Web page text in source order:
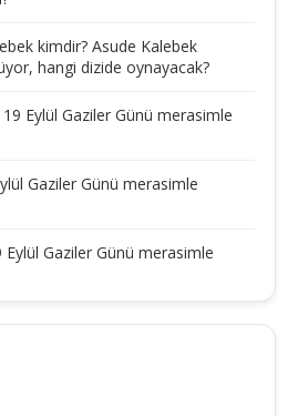
kimdir? Asude Kalebek
hangi dizide oynayacak?
19 Eylül Gaziler Günü merasimle
Gaziler Günü merasimle
Eylül Gaziler Günü merasimle